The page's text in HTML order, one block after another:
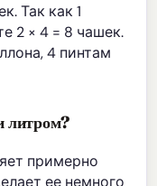
Так как 1
2 × 4 = 8 чашек.
4 пинтам
литром?
примерно
ее немного